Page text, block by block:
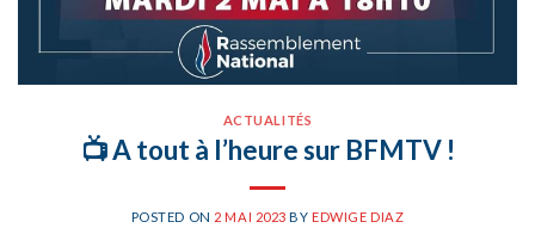
ACTUALITÉS
📺 A tout à l’heure sur BFMTV !
POSTED ON 2 MAI 2023 BYEDWIGE DIAZ